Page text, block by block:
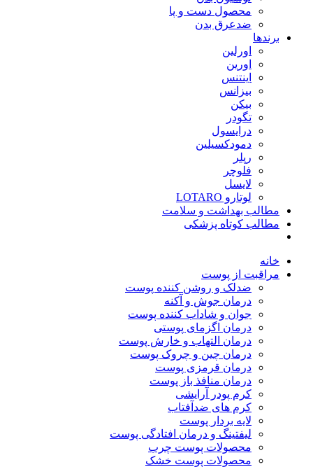
محصول دست و پا
ضدعرق بدن
برندها
اورلین
اورین
اینتنس
بیزانس
بیکن
تگودر
درایسول
دمودکسیلین
رپلر
فلوچر
لایسل
لوتارو LOTARO
مطالب بهداشت و سلامت
مطالب کوتاه پزشکی
خانه
مراقبت از پوست
ضدلک و روشن کننده پوست
درمان جوش و آکنه
جوان و شاداب کننده پوست
درمان اگزمای پوستی
درمان التهاب و خارش پوست
درمان چین و چروک پوست
درمان قرمزی پوست
درمان منافذ باز پوست
کرم پودر آرایشی
کرم های ضدآفتاب
لایه بردار پوست
لیفتینگ و درمان افتادگی پوست
محصولات پوست چرب
محصولات پوست خشک